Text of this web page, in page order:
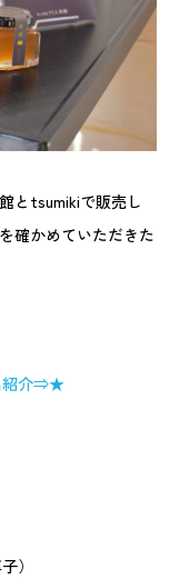
とtsumikiで販売し
確かめていただきた
紹介⇒★
）